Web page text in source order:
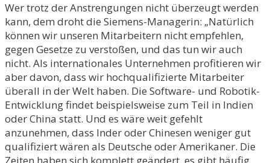
Wer trotz der Anstrengungen nicht überzeugt werden
kann, dem droht die Siemens-Managerin: „Natürlich
können wir unseren Mitarbeitern nicht empfehlen,
gegen Gesetze zu verstoßen, und das tun wir auch
nicht. Als internationales Unternehmen profitieren wir
aber davon, dass wir hochqualifizierte Mitarbeiter
überall in der Welt haben. Die Software- und Robotik-
Entwicklung findet beispielsweise zum Teil in Indien
oder China statt. Und es wäre weit gefehlt
anzunehmen, dass Inder oder Chinesen weniger gut
qualifiziert wären als Deutsche oder Amerikaner. Die